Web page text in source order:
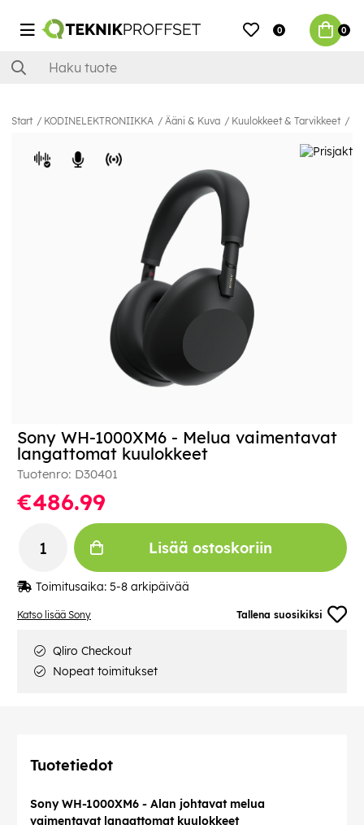
0 0
Start KODINELEKTRONIIKKA Ääni & Kuva Kuulokkeet & Tarvikkeet
Katso lisää Sony Tallena suosikiksi
Sony WH-1000XM6 - Melua vaimentavat
langattomat kuulokkeet
Tuotenro: D30401
€486.99
Lisää ostoskoriin
Toimitusaika: 5-8 arkipäivää
Qliro Checkout
Nopeat toimitukset
Tuotetiedot
Sony WH-1000XM6 - Alan johtavat melua
vaimentavat langattomat kuulokkeet